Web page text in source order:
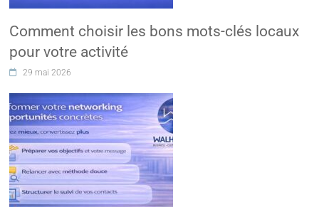
Comment choisir les bons mots-clés locaux
pour votre activité
29 mai 2026